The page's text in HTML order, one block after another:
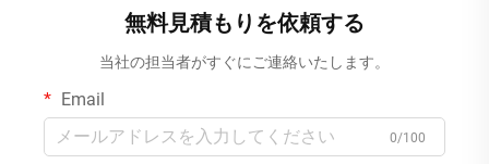
数量10000パック
無料見積もりを依頼する
当社の担当者がすぐにご連絡いたします。
Email
0/100